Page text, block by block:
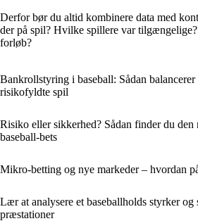
Derfor bør du altid kombinere data med
der på spil? Hvilke spillere var
forløb?
Bankrollstyring i baseball: Sådan
risikofyldte spil
Risiko eller sikkerhed? Sådan finder du den
baseball-bets
Mikro-betting og nye markeder – hvordan
Lær at analysere et baseballholds styrker
præstationer